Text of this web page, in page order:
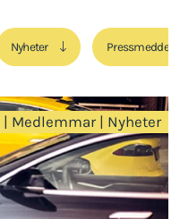
Nyheter
| Medlemmar| Nyheter